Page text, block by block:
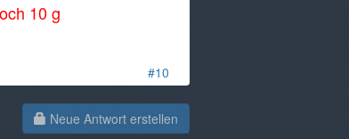
#10
10 g
Neue Antwort erstellen